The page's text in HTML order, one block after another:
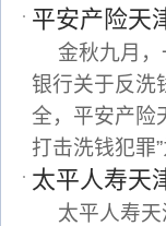
平安产险天
金秋九月
银行关于反洗
全，平安产险
打击洗钱犯罪
太平人寿天
太平人寿